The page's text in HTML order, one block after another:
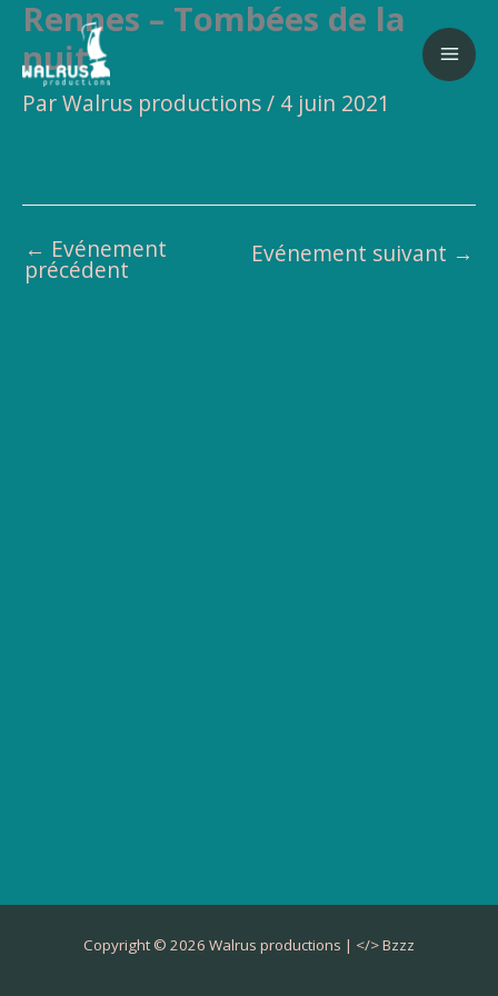
Aller
contenu
Rennes – Tombées de la
nuit
ParWalrus productions/ 4 juin 2021
← Evénement
précédent
Evénement suivant →
Copyright © 2026 Walrus productions | </>Bzzz